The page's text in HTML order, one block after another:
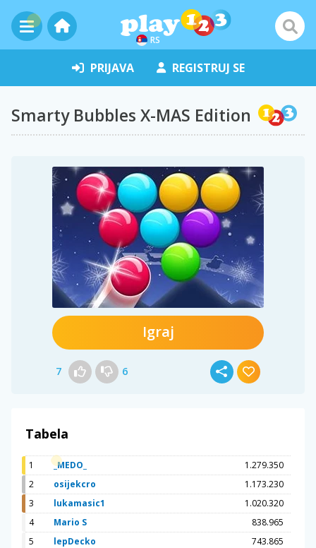
RS
PRIJAVA REGISTRUJ SE
Smarty Bubbles X-MAS Edition
Igraj
7 6
Tabela
1 _MEDO_
1.279.350
2
osijekcro
1.173.230
3
lukamasic1
1.020.320
4
Mario S
838.965
5
lepDecko
743.865